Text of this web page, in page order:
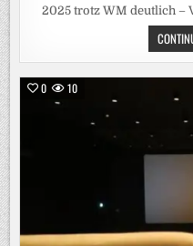
2025 trotz WM deutlich –
0 10